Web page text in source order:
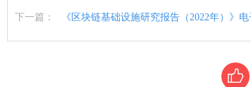
下一篇： 《区块链基础设施研究报告（2022年）》